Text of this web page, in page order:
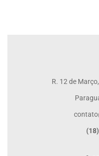
R. 12 de